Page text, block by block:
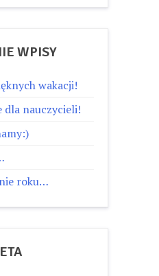
WPISY
wakacji!
dla nauczycieli!
roku…